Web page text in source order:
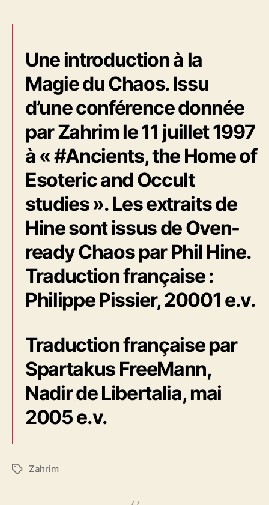
Une introduction à la
Magie du Chaos. Issu
d’une conférence donnée
par Zahrim le 11 juillet 1997
à « #Ancients, the Home of
Esoteric and Occult
studies ». Les extraits de
Hine sont issus de Oven-
ready Chaos par Phil Hine.
Traduction française :
Philippe Pissier, 20001 e.v.
Traduction française par
Spartakus FreeMann,
Nadir de Libertalia, mai
2005 e.v.
É
Zahrim